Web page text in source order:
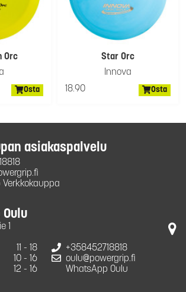
Orc
Osta
Star Orc
Innova
18.90
Osta
asiakaspalvelu
Verkkokauppa
1
11 - 18
10 - 16
12 - 16
+358452718818
oulu@powergrip.fi
WhatsApp Oulu